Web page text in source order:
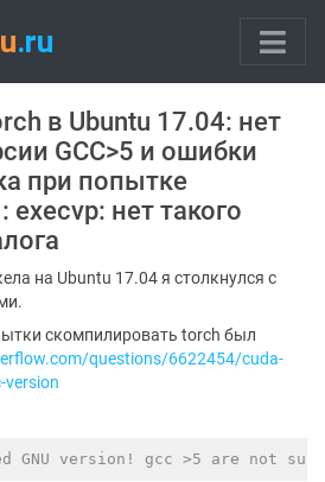
в Ubuntu 17.04: нет
GCC>5 и ошибки
при попытке
нет такого
на Ubuntu 17.04 я столкнулся с
скомпилировать torch был
questions/6622454/cuda-
version
GNU version! gcc >5 are not